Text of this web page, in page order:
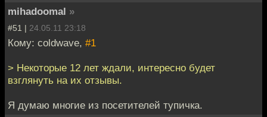
mihadoomal »
#51 | 24.05.11 23:18
Кому: coldwave, #1
> Некоторые 12 лет ждали, интересно будет
взглянуть на их отзывы.
Я думаю многие из посетителей тупичка.